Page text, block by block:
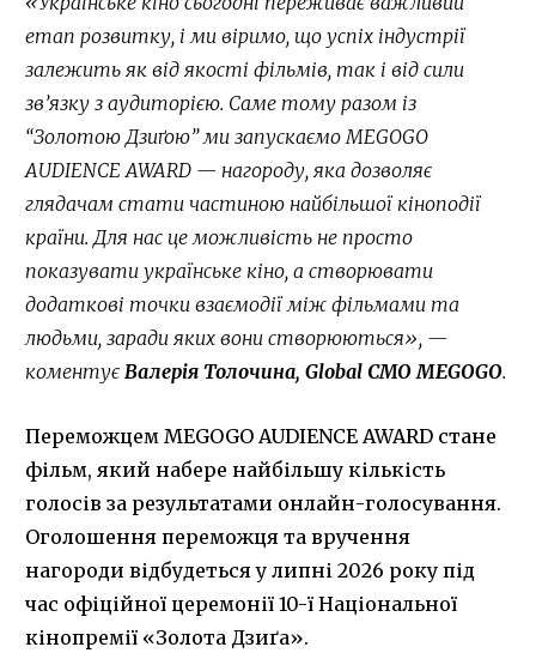
етап розвитку, і ми віримо, що успіх індустрії
залежить як від якості фільмів, так і від сили
зв’язку з аудиторією. Саме тому разом із
“Золотою Дзиґою” ми запускаємо MEGOGO
AUDIENCE AWARD — нагороду, яка дозволяє
глядачам стати частиною найбільшої кіноподії
країни. Для нас це можливість не просто
показувати українське кіно, а створювати
додаткові точки взаємодії між фільмами та
людьми, заради яких вони створюються», —
коментує Валерія Толочина, Global CMO MEGOGO.
Переможцем MEGOGO AUDIENCE AWARD стане
фільм, який набере найбільшу кількість
голосів за результатами онлайн-голосування.
Оголошення переможця та вручення
нагороди відбудеться у липні 2026 року під
час офіційної церемонії 10-ї Національної
кінопремії «Золота Дзиґа».